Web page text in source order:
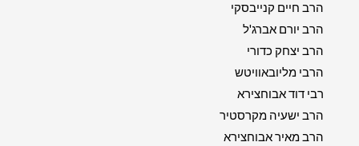
הרב חיים קנייבסקי
הרב יורם אברג'ל
הרב יצחק כדורי
הרבי מליובאוויטש
רבי דוד אבוחצירא
הרב ישעיה מקרסטיר
הרב מאיר אבוחצירא